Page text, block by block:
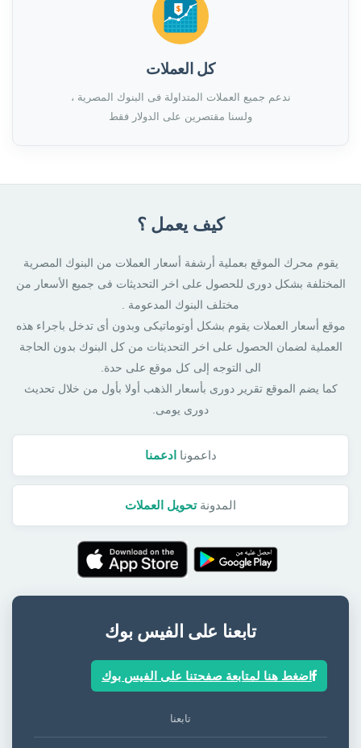
كل العملات
ندعم جميع العملات المتداولة فى البنوك المصرية ،
ولسنا مقتصرين على الدولار فقط
كيف يعمل ؟
يقوم محرك الموقع بعملية أرشفة أسعار العملات من البنوك المصرية
المختلفة بشكل دورى للحصول على اخر التحديثات فى جميع الأسعار من
مختلف البنوك المدعومة .
موقع أسعار العملات يقوم بشكل أوتوماتيكى وبدون أى تدخل باجراء هذه
العملية لضمان الحصول على اخر التحديثات من كل البنوك بدون الحاجة
الى التوجه إلى كل موقع على حدة.
كما يضم الموقع تقرير دورى بأسعار الذهب أولا بأول من خلال تحديث
دورى يومى.
داعمونا ادعمنا
المدونةتحويل العملات
تابعنا على الفيس بوك
اضغط هنا لمتابعة صفحتنا على الفيس بوك
تابعنا